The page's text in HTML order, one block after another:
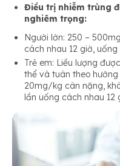
Điều trị nhiễm trùng
nghiêm trọng:
Người lớn: 250 –
cách nhau 12 giờ,
Trẻ em: Liều lượng
thể và tuân theo
20mg/kg cân nặng,
lần uống cách nhau 12